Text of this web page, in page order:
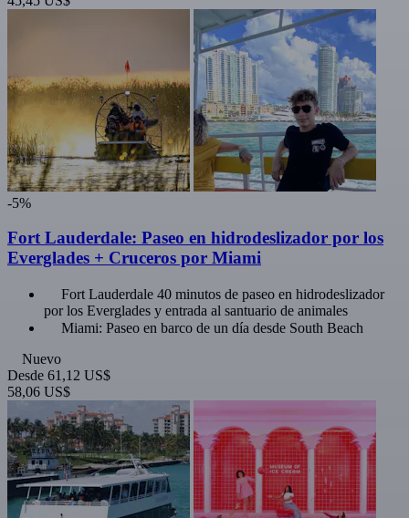
-5%
Fort Lauderdale: Paseo en hidrodeslizador por los
Everglades + Cruceros por Miami
Fort Lauderdale 40 minutos de paseo en hidrodeslizador
por los Everglades y entrada al santuario de animales
Miami: Paseo en barco de un día desde South Beach
Nuevo
Desde 61,12 US$
58,06 US$